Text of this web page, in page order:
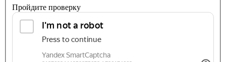
Пройдите проверку